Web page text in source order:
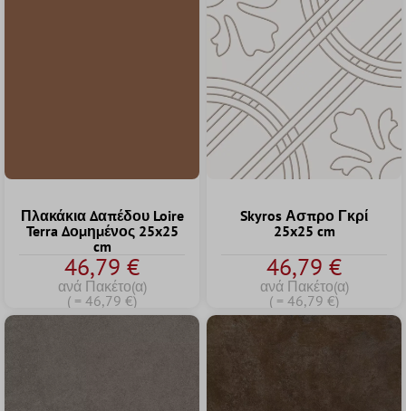
Πλακάκια Δαπέδου Loire
Terra Δομημένος 25x25
cm
46,79 €
ανά Πακέτο(α)
( = 46,79 €)
Skyros Ασπρο Γκρί
25x25 cm
46,79 €
ανά Πακέτο(α)
( = 46,79 €)